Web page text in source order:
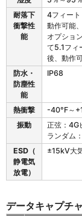
動耐落下
衝撃性
能
4フィート
動作可能、
オプショ
て5.1フィ
後、動作
防水・
防塵性
能
IP68
熱衝撃
-40°F～
振動
正弦：4G
ランダム
ESD（
静電気
放電）
±15kV大
データキャプチャ